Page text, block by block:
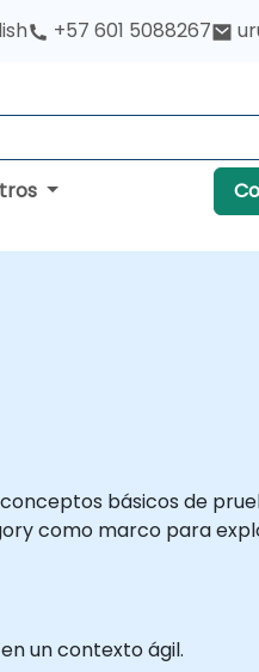
+57 601 5088267
básicos de
como marco para
un contexto ágil.